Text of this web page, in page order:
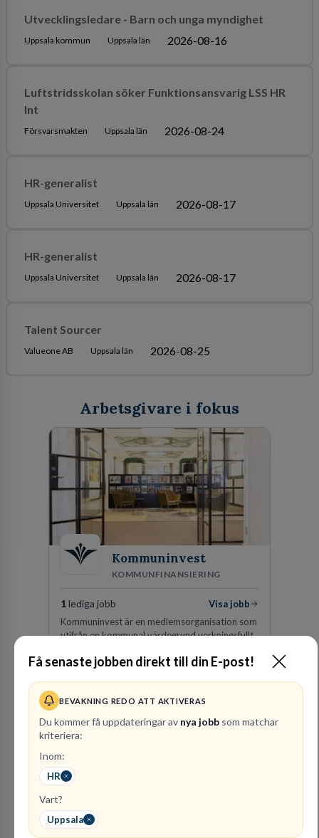
Få senaste jobben direkt till din E-post!
BEVAKNING REDO ATT AKTIVERAS
Du kommer få uppdateringar av nya jobb som matchar
kriteriera:
Inom:
HR
Vart?
Uppsala
Utvecklingsledare - Barn och unga myndighet
Uppsala kommun Uppsala län 2026-08-16
Luftstridsskolan söker Funktionsansvarig LSS HR
Int
Försvarsmakten Uppsala län 2026-08-24
HR-generalist
Uppsala Universitet Uppsala län 2026-08-17
HR-generalist
Uppsala Universitet Uppsala län 2026-08-17
Talent Sourcer
Valueone AB Uppsala län 2026-08-25
Arbetsgivare i fokus
Kommuninvest
KOMMUNFINANSIERING
1 lediga jobb
Visa jobb
Kommuninvest är en medlemsorganisation som
utifrån en kommunal värdegrund verkningsfullt
finansieringsfrågor.